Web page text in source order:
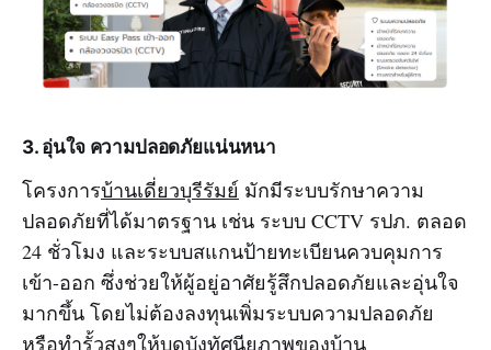
3. อุ่นใจ ความปลอดภัยแน่นหนา
โครงการบ้านเดี่ยวบุรีรัมย์ มักมีระบบรักษาความ
ปลอดภัยที่ได้มาตรฐาน เช่น ระบบ CCTV รปภ. ตลอด
24 ชั่วโมง และระบบสแกนป้ายทะเบียนควบคุมการ
เข้า-ออก ซึ่งช่วยให้ผู้อยู่อาศัยรู้สึกปลอดภัยและอุ่นใจ
มากขึ้น โดยไม่ต้องลงทุนเพิ่มระบบความปลอดภัย
หรือทำรั้วสูงๆให้บดบังทัศนียภาพของบ้าน